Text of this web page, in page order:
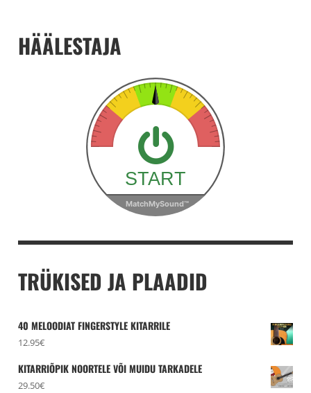
HÄÄLESTAJA
TRÜKISED JA PLAADID
40 MELOODIAT FINGERSTYLE KITARRILE
12.95€
KITARRIÕPIK NOORTELE VÕI MUIDU TARKADELE
29.50€